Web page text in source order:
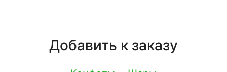
Добавить к заказу